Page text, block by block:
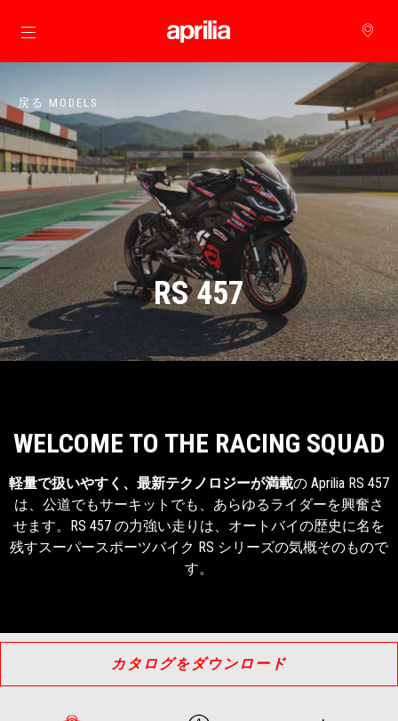
メインコンテンツへ
戻る MODELS
RS 457
WELCOME TO THE RACING SQUAD
軽量で扱いやすく、最新テクノロジーが満載の Aprilia RS 457
は、公道でもサーキットでも、あらゆるライダーを興奮さ
せます。RS 457 の力強い走りは、オートバイの歴史に名を
残すスーパースポーツバイク RS シリーズの気概そのもので
す。
カタログをダウンロード